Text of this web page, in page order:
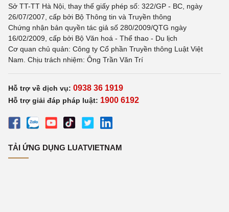
Sở TT-TT Hà Nội, thay thế giấy phép số: 322/GP - BC, ngày
26/07/2007, cấp bởi Bộ Thông tin và Truyền thông
Chứng nhận bản quyền tác giả số 280/2009/QTG ngày
16/02/2009, cấp bởi Bộ Văn hoá - Thể thao - Du lịch
Cơ quan chủ quản: Công ty Cổ phần Truyền thông Luật Việt
Nam. Chịu trách nhiệm: Ông Trần Văn Trí
Hỗ trợ về dịch vụ: 0938 36 1919
Hỗ trợ giải đáp pháp luật: 1900 6192
TẢI ỨNG DỤNG LUATVIETNAM